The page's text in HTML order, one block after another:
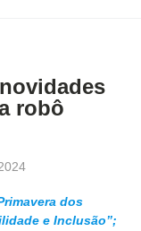
robô
dos
e Inclusão”;